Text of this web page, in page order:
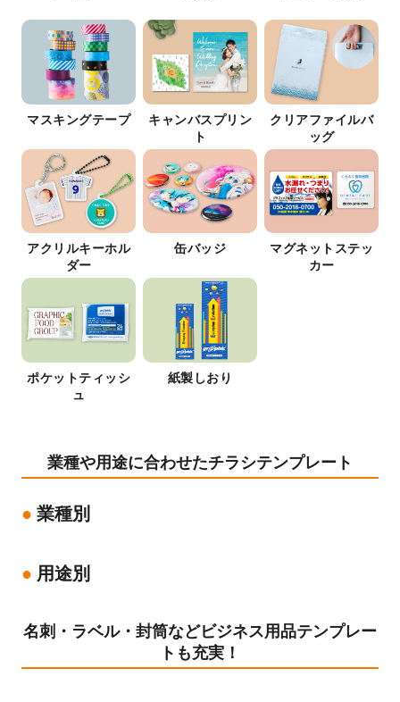
マスキングテープ
キャンバスプリン
ト
クリアファイルバ
ッグ
アクリルキーホル
ダー
缶バッジ
マグネットステッ
カー
ポケットティッシ
ュ
紙製しおり
業種や用途に合わせたチラシテンプレート
業種別
用途別
名刺・ラベル・封筒などビジネス用品テンプレー
トも充実！